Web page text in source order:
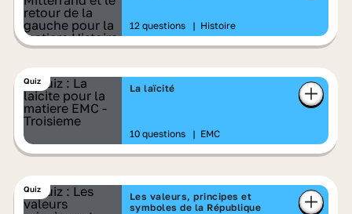
12 questions | Histoire
Quiz
La laïcité
10 questions | EMC
Quiz
Les valeurs, principes et
symboles de la République